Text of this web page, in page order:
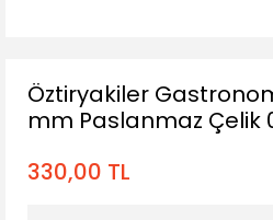
Öztiryakiler
mm Paslanmaz Çelik
330,00 TL